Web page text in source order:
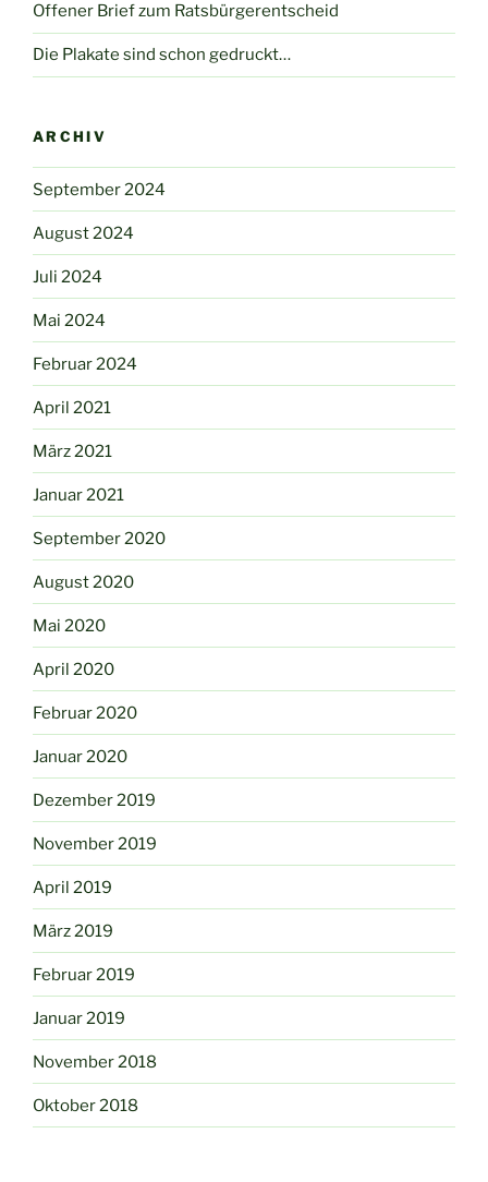
Offener Brief zum Ratsbürgerentscheid
Die Plakate sind schon gedruckt…
ARCHIV
September 2024
August 2024
Juli 2024
Mai 2024
Februar 2024
April 2021
März 2021
Januar 2021
September 2020
August 2020
Mai 2020
April 2020
Februar 2020
Januar 2020
Dezember 2019
November 2019
April 2019
März 2019
Februar 2019
Januar 2019
November 2018
Oktober 2018